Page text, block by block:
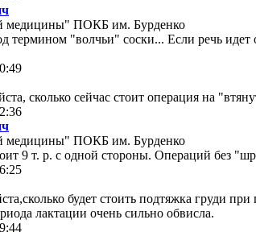
медицины" ПОКБ им. Бурденко
термином "волчьи" соски... Если речь
сколько сейчас стоит операция на
медицины" ПОКБ им. Бурденко
9 т. р. с одной стороны. Операций без
будет стоить подтяжка груди
лактации очень сильно обвисла.